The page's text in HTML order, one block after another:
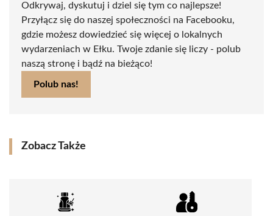
Odkrywaj, dyskutuj i dziel się tym co najlepsze!
Przyłącz się do naszej społeczności na Facebooku,
gdzie możesz dowiedzieć się więcej o lokalnych
wydarzeniach w Ełku. Twoje zdanie się liczy - polub
naszą stronę i bądź na bieżąco!
Polub nas!
Zobacz Także